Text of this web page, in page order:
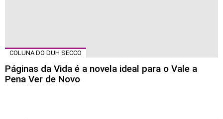
COLUNA DO DUH SECCO
Páginas da Vida é a novela ideal para o Vale a
Pena Ver de Novo